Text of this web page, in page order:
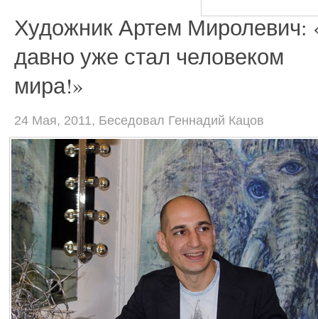
Художник Артем Миролевич:
давно уже стал человеком
мира!»
24 Мая, 2011, Беседовал Геннадий Кацов